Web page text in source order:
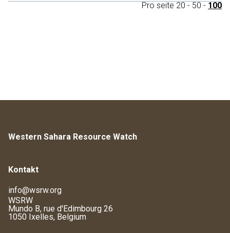
Pro seite 20 - 50 - 100
Western Sahara Resource Watch
Kontakt
info@wsrw.org
WSRW
Mundo B, rue d'Edimbourg 26
1050 Ixelles, Belgium